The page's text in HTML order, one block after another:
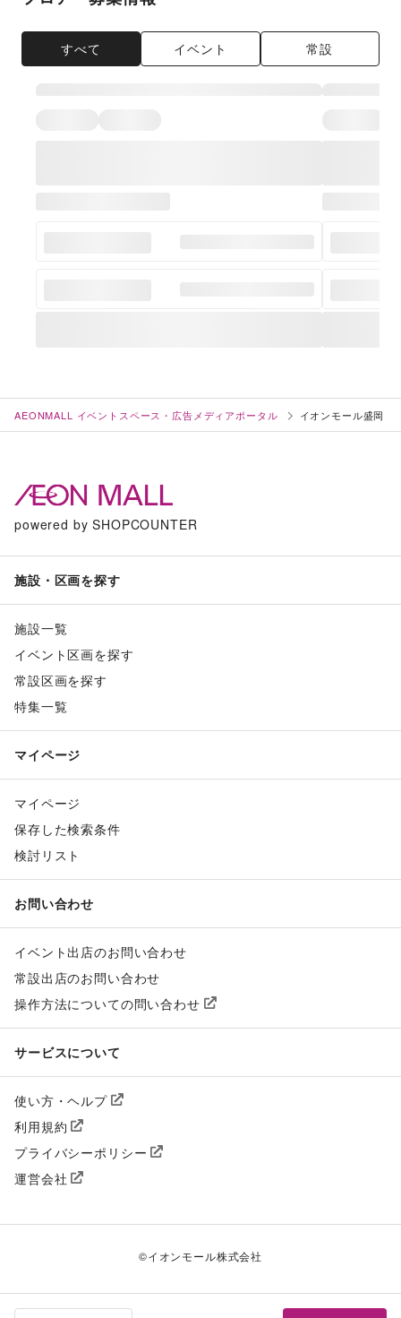
すべて イベント 常設
AEONMALL イベントスペース・広告メディアポータル イオンモール盛岡
powered by SHOPCOUNTER
施設・区画を探す
施設一覧
イベント区画を探す
常設区画を探す
特集一覧
マイページ
マイページ
保存した検索条件
検討リスト
お問い合わせ
イベント出店のお問い合わせ
常設出店のお問い合わせ
操作方法についての問い合わせ
サービスについて
使い方・ヘルプ
利用規約
プライバシーポリシー
運営会社
©イオンモール株式会社